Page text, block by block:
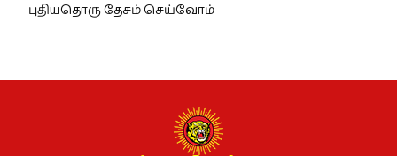
புதியதொரு தேசம் செய்வோம்